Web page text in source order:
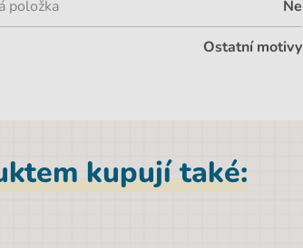
položka Ne
Ostatní motivy
kupují také: